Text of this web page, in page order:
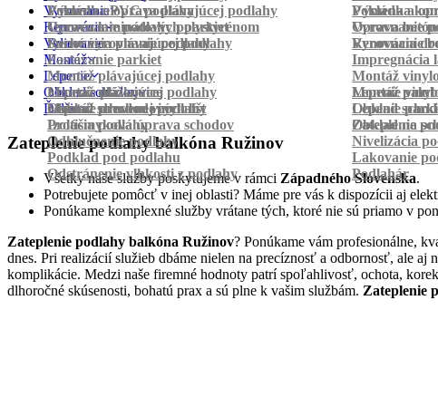
Pokládka PVC podlahy
Pokládka
Výmena a oprava plávajúcej podlahy
Výmena a
Oprava laminátových parkiet
Oprava
Vyrovnanie
Vyrovnanie podlahy polystyrénom
Vyrovnanie
Suché vyrovnanie podlahy
Vyrovnanie
Renovácia
Renovácia plávajúcej podlahy
Renovácia
Pastovanie parkiet
Impregnácia
Vylievanie
Montáž
Montáž plávajúcej podlahy
Montáž
Montáž dlážkovice
Montáž
Montáž prechodových líšt
Lepenie
Lepenie plávajúcej podlahy
Lepenie
Lepenie drevenej podlahy
Lepenie
Obklad schodov
Obklad schodov vinylom
Obklad
Protišmyková úprava schodov
Obklad na
Ďalšie
Izolácia podlahy
Zateplenie
Odhlučnenie podlahy
Nivelizácia
Podklad pod podlahu
Lakovanie
Odstránenie vlhkosti z podlahy
Podlahár
Zateplenie podlahy balkóna Ružinov
Všetky naše služby poskytujeme v rámci Západného Slovenska.
Potrebujete pomôcť v inej oblasti? Máme pre vás k dispozícii aj
Ponúkame komplexné služby vrátane tých, ktoré nie sú priamo v
Zateplenie podlahy balkóna Ružinov? Ponúkame vám profesionálne,
dnes. Pri realizácií služieb dbáme nielen na precíznosť a odbornosť, ale
komplikácie. Medzi naše firemné hodnoty patrí spoľahlivosť, ochota,
dlhoročné skúsenosti, bohatú prax a sú plne k vašim službám. Zateplenie